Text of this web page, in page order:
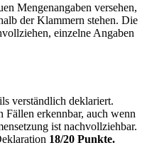
Mengenangaben versehen,
der Klammern stehen. Die
einzelne Angaben
verständlich deklariert.
Fällen erkennbar, auch wenn
ist nachvollziehbar.
18/20 Punkte.